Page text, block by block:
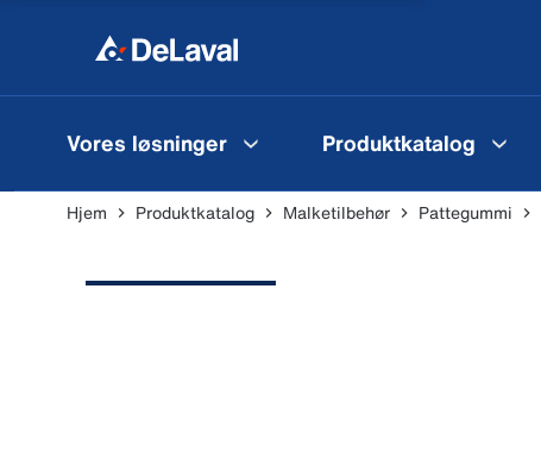
Vores løsninger Produktkatalog
Hjem Produktkatalog Malketilbehør Pattegummi